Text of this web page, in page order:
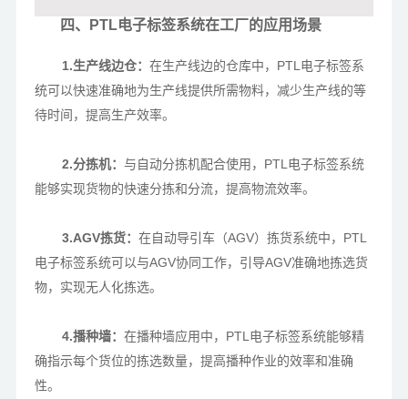
四、PTL电子标签系统在工厂的应用场景
1.生产线边仓： 在生产线边的仓库中，PTL电子标签系
统可以快速准确地为生产线提供所需物料，减少生产线的等
待时间，提高生产效率。
2.分拣机： 与自动分拣机配合使用，PTL电子标签系统
能够实现货物的快速分拣和分流，提高物流效率。
3.AGV拣货： 在自动导引车（AGV）拣货系统中，PTL
电子标签系统可以与AGV协同工作，引导AGV准确地拣选货
物，实现无人化拣选。
4.播种墙： 在播种墙应用中，PTL电子标签系统能够精
确指示每个货位的拣选数量，提高播种作业的效率和准确
性。